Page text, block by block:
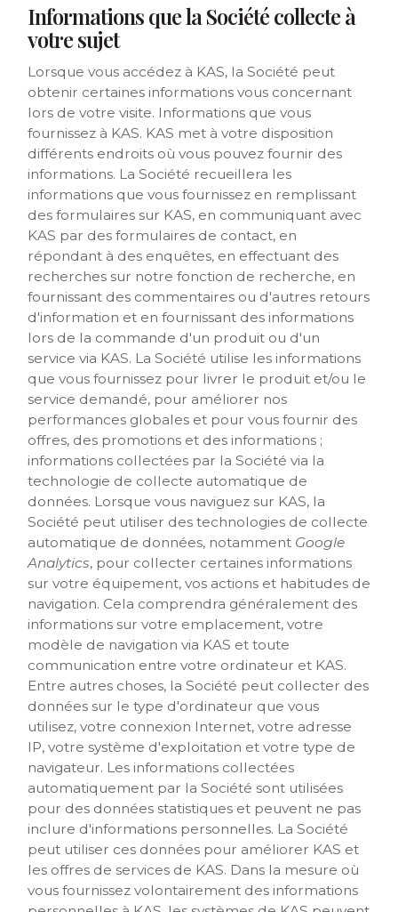
Informations que la Société collecte à
votre sujet
Lorsque vous accédez à KAS, la Société peut
obtenir certaines informations vous concernant
lors de votre visite. Informations que vous
fournissez à KAS. KAS met à votre disposition
différents endroits où vous pouvez fournir des
informations. La Société recueillera les
informations que vous fournissez en remplissant
des formulaires sur KAS, en communiquant avec
KAS par des formulaires de contact, en
répondant à des enquêtes, en effectuant des
recherches sur notre fonction de recherche, en
fournissant des commentaires ou d'autres retours
d'information et en fournissant des informations
lors de la commande d'un produit ou d'un
service via KAS. La Société utilise les informations
que vous fournissez pour livrer le produit et/ou le
service demandé, pour améliorer nos
performances globales et pour vous fournir des
offres, des promotions et des informations ;
informations collectées par la Société via la
technologie de collecte automatique de
données. Lorsque vous naviguez sur KAS, la
Société peut utiliser des technologies de collecte
automatique de données, notamment Google
Analytics, pour collecter certaines informations
sur votre équipement, vos actions et habitudes de
navigation. Cela comprendra généralement des
informations sur votre emplacement, votre
modèle de navigation via KAS et toute
communication entre votre ordinateur et KAS.
Entre autres choses, la Société peut collecter des
données sur le type d'ordinateur que vous
utilisez, votre connexion Internet, votre adresse
IP, votre système d'exploitation et votre type de
navigateur. Les informations collectées
automatiquement par la Société sont utilisées
pour des données statistiques et peuvent ne pas
inclure d'informations personnelles. La Société
peut utiliser ces données pour améliorer KAS et
les offres de services de KAS. Dans la mesure où
vous fournissez volontairement des informations